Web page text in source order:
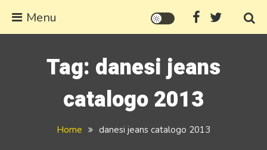
Menu
Tag: danesi jeans
catalogo 2013
Home danesi jeans catalogo 2013